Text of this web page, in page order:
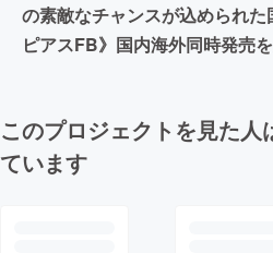
の素敵なチャンスが込められ
ピアスFB》国内海外同時発売
このプロジェクトを見た人
ています